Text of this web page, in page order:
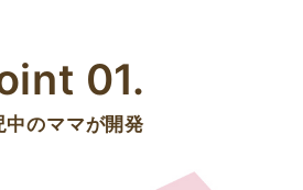
01.
中のママが開発